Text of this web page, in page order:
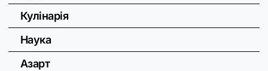
Кулінарія
Наука
Азарт